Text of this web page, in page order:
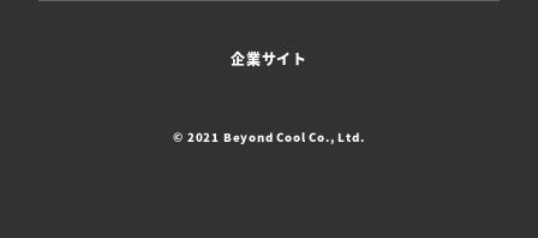
企業サイト
© 2021 Beyond Cool Co., Ltd.